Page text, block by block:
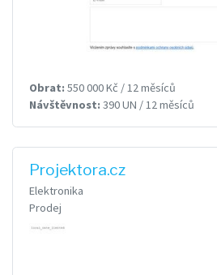
Obrat: 550 000 Kč / 12 měsíců
Návštěvnost: 390 UN / 12 měsíců
Projektora.cz
Elektronika
Prodej